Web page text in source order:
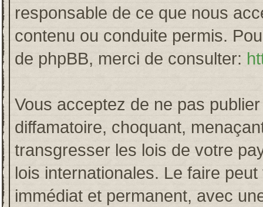
responsable de ce que nous
contenu ou conduite permis.
de phpBB, merci de consulter:
Vous acceptez de ne pas
diffamatoire, choquant,
transgresser les lois de votre
lois internationales. Le faire
immédiat et permanent, avec